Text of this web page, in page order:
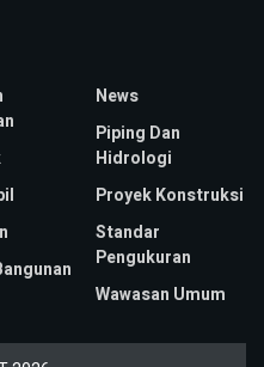
News
Piping Dan
Hidrologi
Proyek Konstruksi
Standar
Pengukuran
Wawasan Umum